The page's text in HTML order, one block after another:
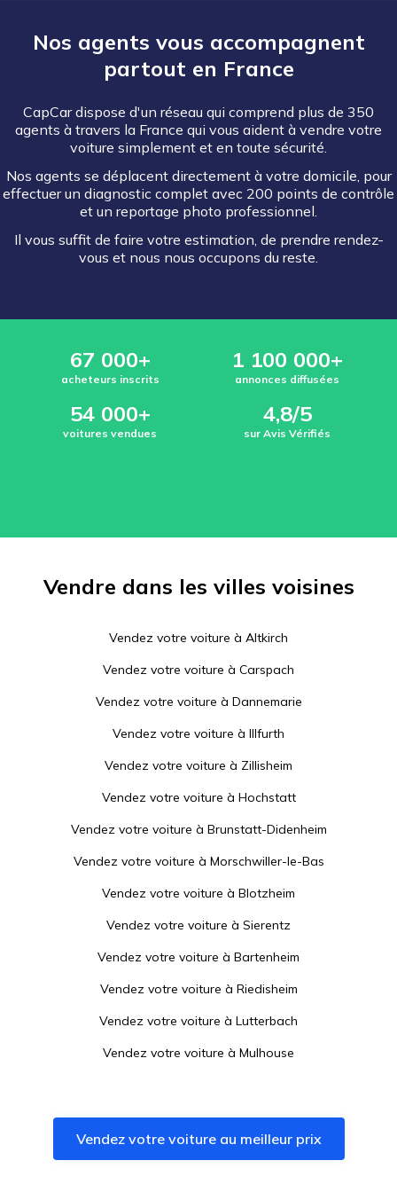
Nos agents vous accompagnent
partout en France
CapCar dispose d'un réseau qui comprend plus de 350
agents à travers la France qui vous aident à vendre votre
voiture simplement et en toute sécurité.
Nos agents se déplacent directement à votre domicile, pour
effectuer un diagnostic complet avec 200 points de contrôle
et un reportage photo professionnel.
Il vous suffit de faire votre estimation, de prendre rendez-
vous et nous nous occupons du reste.
67 000+
acheteurs inscrits
1 100 000+
annonces diffusées
54 000+
voitures vendues
4,8/5
sur Avis Vérifiés
Vendre dans les villes voisines
Vendez votre voiture à Altkirch
Vendez votre voiture à Carspach
Vendez votre voiture à Dannemarie
Vendez votre voiture à Illfurth
Vendez votre voiture à Zillisheim
Vendez votre voiture à Hochstatt
Vendez votre voiture à Brunstatt-Didenheim
Vendez votre voiture à Morschwiller-le-Bas
Vendez votre voiture à Blotzheim
Vendez votre voiture à Sierentz
Vendez votre voiture à Bartenheim
Vendez votre voiture à Riedisheim
Vendez votre voiture à Lutterbach
Vendez votre voiture à Mulhouse
Vendez votre voiture àPfastatt
Vendez votre voiture àDelle
Vendez votre voiture au meilleur prix